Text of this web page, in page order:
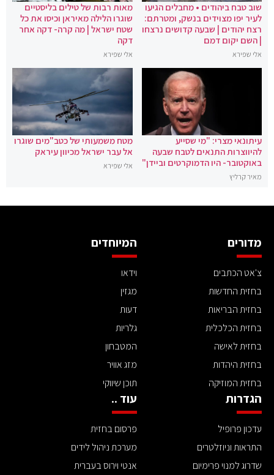
שוב טבח ביהודים • מחבלים הגיעו
לעיר יפו מצוידים בנשק, ומטרתם:
רצח יהודים | שבעה קדושים נרצחו
| השם יקום דמם
אלי שפירא
מאות רבות של טילים בליסטיים
שוגרו הלילה מאיראן וכיסו את כל
שטח ישראל | מה קרה- דקה אחר
דקה
אלי שפירא
עיתונאי מצרי: "מי שסייע
להיווצרות התנאים לטבח שבעה
באוקטובר- היו הדמוקרטים וביידן"
מאיר קרליץ
מטח משמעותי של כטב"מים שוגרו
אל עבר ישראל מכיוון עיראק
אלי שפירא
מדורים
צ'אט הכתבים
בחזית החדשות
בחזית הבריאות
בחזית הכלכלית
בחזית לאישה
בחזית היהדות
בחזית המוזיקה
המיוחדים
וידאו
מגזין
דעות
גלריות
המטבחון
מזג אוויר
תוכן שיווקי
הגדרות
עדכון פרופיל
התראות וניוזלטרים
שדרוג למנוי פרימיום
עוד ..
פרסום בחזית
מערכת ניהול לידים
אנטי וירוס בעברית